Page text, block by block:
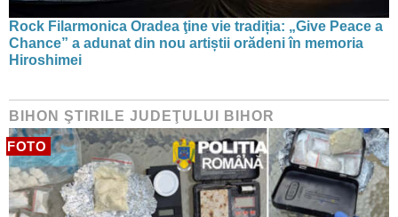
Rock Filarmonica Oradea ţine vie tradiția: „Give Peace a
Chance” a adunat din nou artiștii orădeni în memoria
Hiroshimei
BIHON ŞTIRILE JUDEŢULUI BIHOR
FOTO